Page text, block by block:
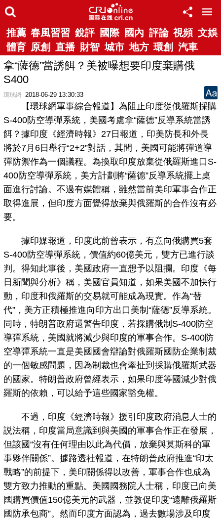
推薦 春風習習 銳評 國際 國內 評論 視頻 文娛
體育 原創 直播 財智 城市 地方 環創 汽車
拿“薩德”當誘餌？美被曝想要印度棄購俄
S400
環球網 2018-06-29 13:30:33
【環球網軍事綜合報道】為阻止印度從俄羅斯採購
S-400防空導彈系統，美國考慮拿“薩德”反導系統當誘
餌？據印度《經濟時報》27日報道，印美防長和外長
將於7月6日舉行“2+2”對話，其間，美國可能將彈道導
彈防禦作為一個議程。為換取印度放棄從俄羅斯進口S-
400防空導彈系統，美方計劃將“薩德”反導系統擺上桌
面進行討論。不過有媒體稱，雖然當前美印軍事合作正
取得進展，但印度方面覺得放棄與俄羅斯的合作沒有必
要。
據印媒報道，印度此前曾表示，有意向俄購買5套
S-400防空導彈系統，價值約60億美元，雙方已進行談
判。得知此事後，美國政府一直想予以阻攔。印度《每
日新聞與分析》稱，美國官員知道，如果美國不加快行
動，印度和俄羅斯的交易就可能成為現實。作為“替
代”，美方正積極推進向印方出口美制“薩德”反導系統。
同時，特朗普政府還警告印度，若採購俄制S-400防空
導彈系統，美國就將減少與印度的軍事合作。S-400防
空導彈系統一直是美國國會辯論對俄羅斯國防企業制裁
的一個敏感問題，因為制裁也會牽扯到採購俄羅斯武器
的國家。特朗普政府曾經表示，如果印度等國減少對俄
羅斯的依賴，可以給予這些國家豁免權。
不過，印度《經濟時報》援引印度政府消息人士的
説法稱，印度當局意識到與美國的軍事合作正在發展，
但該國“沒有任何理由以此為代價，放棄與莫斯科的軍
事夥伴關係”。據路透社報道，在特朗普政府推進“印太
戰略”的前提下，美印關係得以改善，軍事合作也成為
雙方致力推動的重點。美國國務院人士稱，印度已向美
國購買價值150億美元的武器，並敦促印度“遠離俄羅斯
國防承包商”。然而印度方面認為，過去數場涉及印度